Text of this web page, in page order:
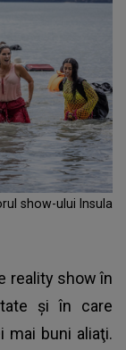
show-ului Insula
reality show în
şi în care
mai buni aliaţi.